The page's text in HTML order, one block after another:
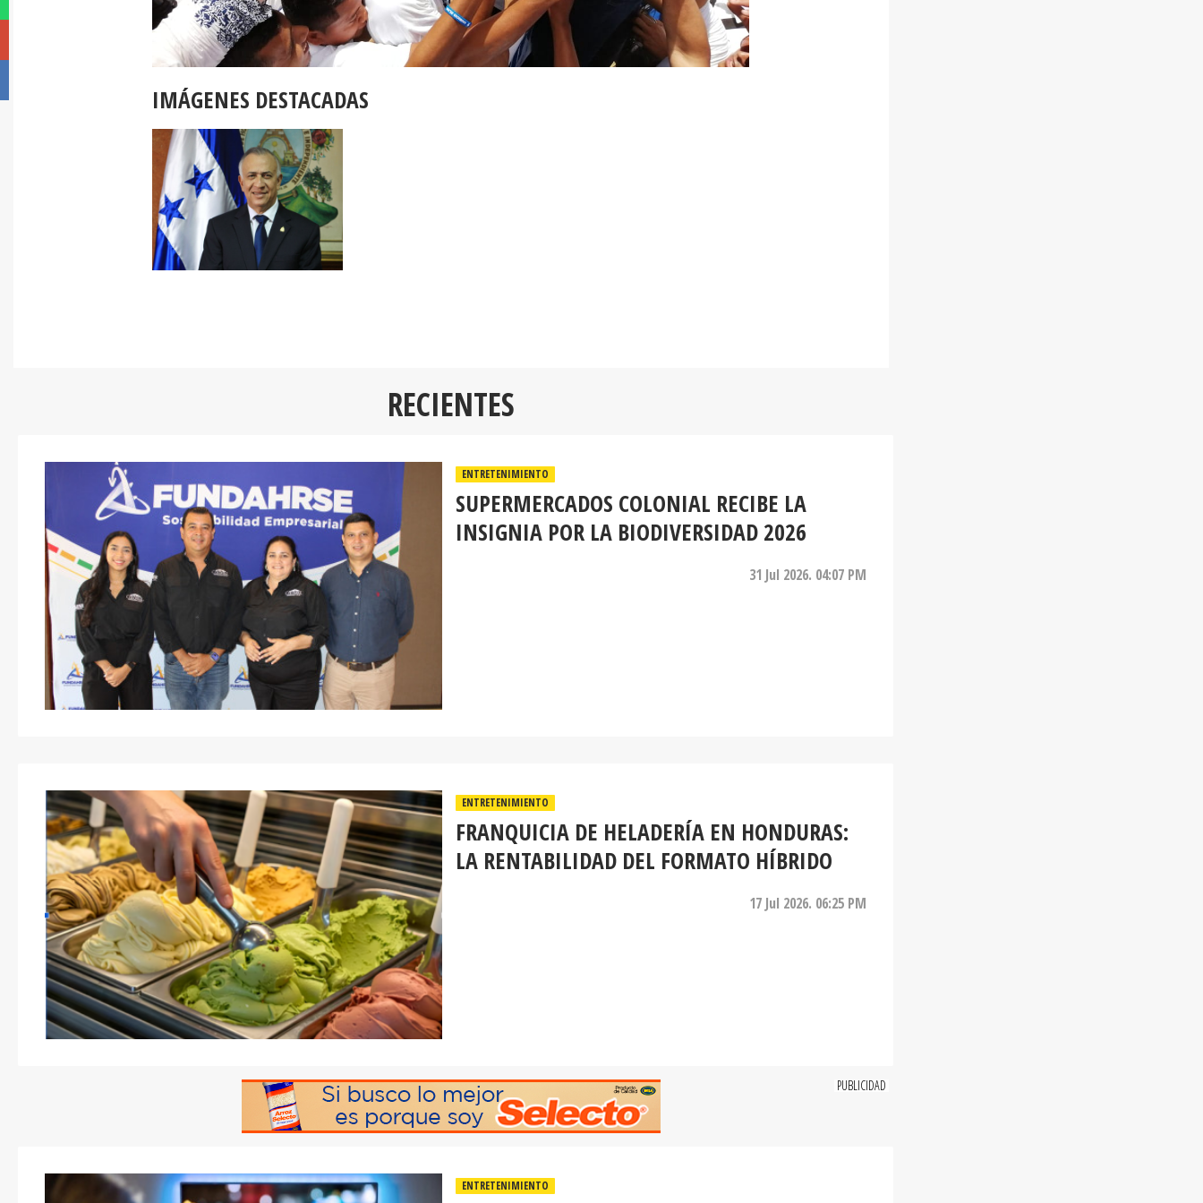
IMÁGENES DESTACADAS
RECIENTES
ENTRETENIMIENTO
SUPERMERCADOS COLONIAL RECIBE LA
INSIGNIA POR LA BIODIVERSIDAD 2026
31 Jul 2026. 04:07 PM
ENTRETENIMIENTO
FRANQUICIA DE HELADERÍA EN HONDURAS:
LA RENTABILIDAD DEL FORMATO HÍBRIDO
17 Jul 2026. 06:25 PM
ENTRETENIMIENTO